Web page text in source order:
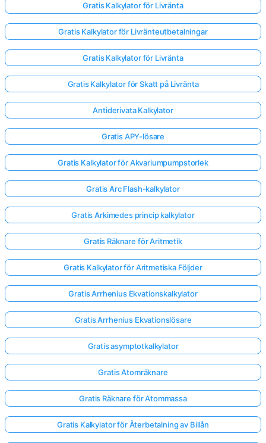
Gratis Kalkylator för Livränta
Gratis Kalkylator för Livränteutbetalningar
Gratis Kalkylator för Livränta
Gratis Kalkylator för Skatt på Livränta
Antiderivata Kalkylator
Gratis APY-lösare
Gratis Kalkylator för Akvariumpumpstorlek
Gratis Arc Flash-kalkylator
Gratis Arkimedes princip kalkylator
Gratis Räknare för Aritmetik
Gratis Kalkylator för Aritmetiska Följder
Gratis Arrhenius Ekvationskalkylator
Gratis Arrhenius Ekvationslösare
Gratis asymptotkalkylator
Gratis Atomräknare
Gratis Räknare för Atommassa
Gratis Kalkylator för Återbetalning av Billån